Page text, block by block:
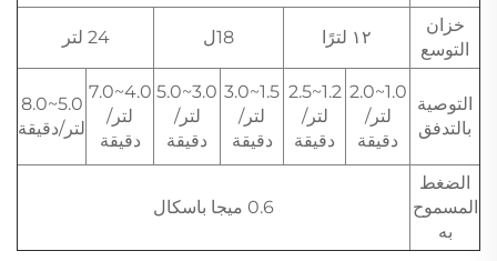
خزان
التوسع
١٢ لترًا 18ل 24 لتر
التوصية
بالتدفق
1.0~2.0
لتر/
دقيقة
1.2~2.5
لتر/
دقيقة
1.5~3.0
لتر/
دقيقة
3.0~5.0
لتر/
دقيقة
4.0~7.0
لتر/
دقيقة
5.0~8.0
لتر/دقيقة
الضغط
المسموح
به
0.6 ميجا باسكال